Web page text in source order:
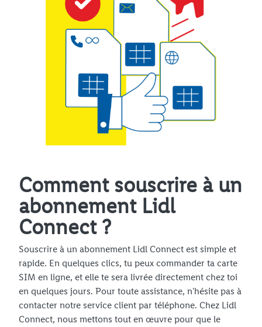
Comment souscrire à un
abonnement Lidl
Connect ?
Souscrire à un abonnement Lidl Connect est simple et
rapide. En quelques clics, tu peux commander ta carte
SIM en ligne, et elle te sera livrée directement chez toi
en quelques jours. Pour toute assistance, n'hésite pas à
contacter notre service client par téléphone. Chez Lidl
Connect, nous mettons tout en œuvre pour que le